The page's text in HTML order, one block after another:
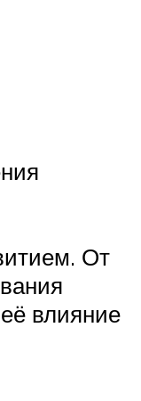
От
влияние